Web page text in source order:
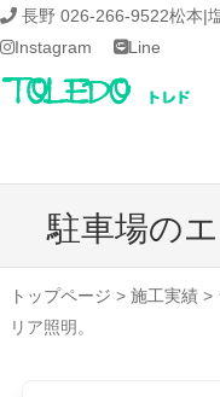
長野 026-266-9522松本|
Instagram
Line
駐車場の
トップページ > 施工実績 >
リア照明。